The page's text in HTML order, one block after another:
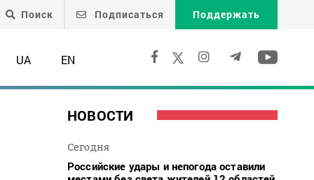
Поиск Подписаться Поддержать
UA EN
НОВОСТИ
Сегодня
Российские удары и непогода оставили